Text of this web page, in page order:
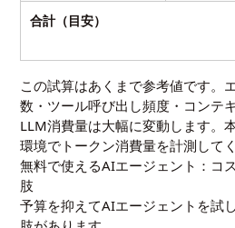
合計（目安）
この試算はあくまで参考値です。
数・ツール呼び出し頻度・コンテ
LLM消費量は大幅に変動します。
環境でトークン消費量を計測してく
無料で使えるAIエージェント：コ
肢
予算を抑えてAIエージェントを試